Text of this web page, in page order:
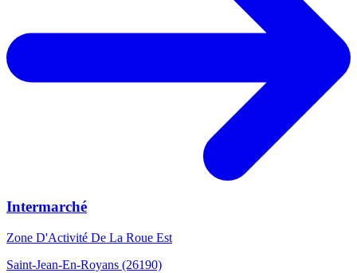
Intermarché
Zone D'Activité De La Roue Est
Saint-Jean-En-Royans (26190)